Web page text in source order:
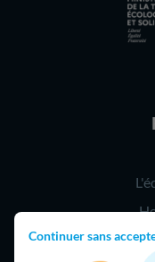
Continuer sans